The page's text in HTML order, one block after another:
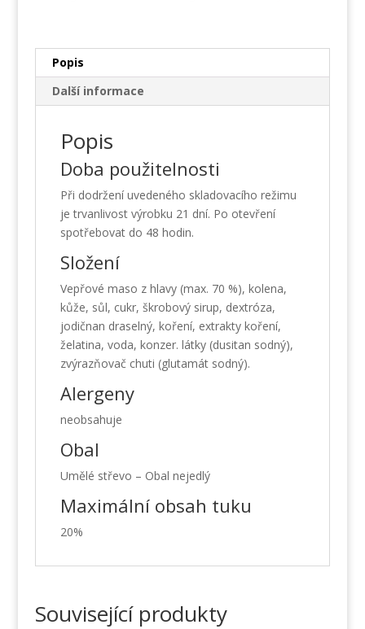
Popis
Další informace
Popis
Doba použitelnosti
Při dodržení uvedeného skladovacího režimu
je trvanlivost výrobku 21 dní. Po otevření
spotřebovat do 48 hodin.
Složení
Vepřové maso z hlavy (max. 70 %), kolena,
kůže, sůl, cukr, škrobový sirup, dextróza,
jodičnan draselný, koření, extrakty koření,
želatina, voda, konzer. látky (dusitan sodný),
zvýrazňovač chuti (glutamát sodný).
Alergeny
neobsahuje
Obal
Umělé střevo – Obal nejedlý
Maximální obsah tuku
20%
Související produkty